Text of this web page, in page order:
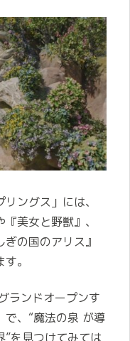
ングス」には、
美女と野獣』、
の国のアリス』
。
ランドオープンす
で、“魔法の泉 が導
”を見つけてみては